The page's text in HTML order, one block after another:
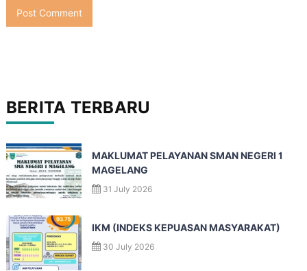
BERITA TERBARU
MAKLUMAT PELAYANAN SMAN NEGERI 1
MAGELANG
31 July 2026
IKM (INDEKS KEPUASAN MASYARAKAT)
30 July 2026